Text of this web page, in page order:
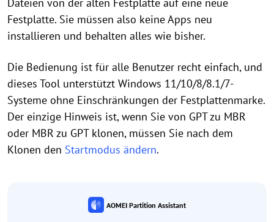
Festplatte. Sie müssen also keine Apps neu
installieren und behalten alles wie bisher.
Die Bedienung ist für alle Benutzer recht einfach, und
dieses Tool unterstützt Windows 11/10/8/8.1/7-
Systeme ohne Einschränkungen der Festplattenmarke.
Der einzige Hinweis ist, wenn Sie von GPT zu MBR
oder MBR zu GPT klonen, müssen Sie nach dem
Klonen den Startmodus ändern.
AOMEI Partition Assistant